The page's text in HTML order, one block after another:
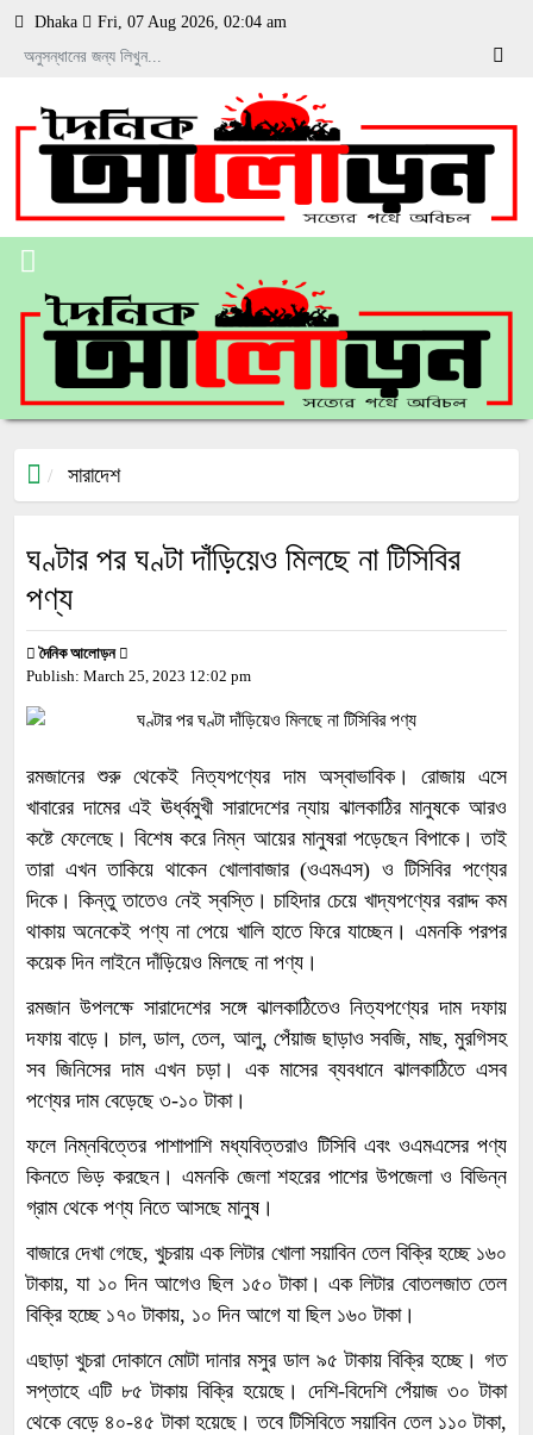
Dhaka Fri, 07 Aug 2026, 02:04 am
সারাদেশ
ঘণ্টার পর ঘণ্টা দাঁড়িয়েও মিলছে না টিসিবির
পণ্য
দৈনিক আলোড়ন
Publish: March 25, 2023 12:02 pm
রমজানের শুরু থেকেই নিত্যপণ্যের দাম অস্বাভাবিক। রোজায় এসে
খাবারের দামের এই ঊর্ধ্বমুখী সারাদেশের ন্যায় ঝালকাঠির মানুষকে আরও
কষ্টে ফেলেছে। বিশেষ করে নিম্ন আয়ের মানুষরা পড়েছেন বিপাকে। তাই
তারা এখন তাকিয়ে থাকেন খোলাবাজার (ওএমএস) ও টিসিবির পণ্যের
দিকে। কিন্তু তাতেও নেই স্বস্তি। চাহিদার চেয়ে খাদ্যপণ্যের বরাদ্দ কম
থাকায় অনেকেই পণ্য না পেয়ে খালি হাতে ফিরে যাচ্ছেন। এমনকি পরপর
কয়েক দিন লাইনে দাঁড়িয়েও মিলছে না পণ্য।
রমজান উপলক্ষে সারাদেশের সঙ্গে ঝালকাঠিতেও নিত্যপণ্যের দাম দফায়
দফায় বাড়ে। চাল, ডাল, তেল, আলু, পেঁয়াজ ছাড়াও সবজি, মাছ, মুরগিসহ
সব জিনিসের দাম এখন চড়া। এক মাসের ব্যবধানে ঝালকাঠিতে এসব
পণ্যের দাম বেড়েছে ৩-১০ টাকা।
ফলে নিম্নবিত্তের পাশাপাশি মধ্যবিত্তরাও টিসিবি এবং ওএমএসের পণ্য
কিনতে ভিড় করছেন। এমনকি জেলা শহরের পাশের উপজেলা ও বিভিন্ন
গ্রাম থেকে পণ্য নিতে আসছে মানুষ।
বাজারে দেখা গেছে, খুচরায় এক লিটার খোলা সয়াবিন তেল বিক্রি হচ্ছে ১৬০
টাকায়, যা ১০ দিন আগেও ছিল ১৫০ টাকা। এক লিটার বোতলজাত তেল
বিক্রি হচ্ছে ১৭০ টাকায়, ১০ দিন আগে যা ছিল ১৬০ টাকা।
এছাড়া খুচরা দোকানে মোটা দানার মসুর ডাল ৯৫ টাকায় বিক্রি হচ্ছে। গত
সপ্তাহে এটি ৮৫ টাকায় বিক্রি হয়েছে। দেশি-বিদেশি পেঁয়াজ ৩০ টাকা
থেকে বেড়ে ৪০-৪৫ টাকা হয়েছে। তবে টিসিবিতে সয়াবিন তেল ১১০ টাকা,